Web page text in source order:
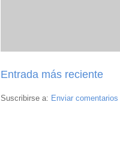
Entrada más reciente
Suscribirse a: Enviar